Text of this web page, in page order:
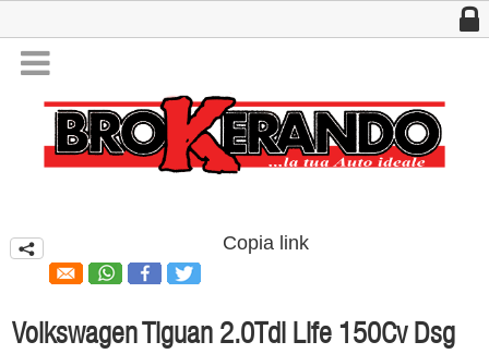
w

q Copia link
Volkswagen Tiguan 2.0Tdi Life 150Cv Dsg